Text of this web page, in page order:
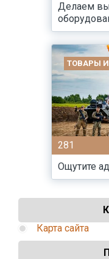
Делаем
ТОВАРЫ И
281
Ощутите
Карта сайта